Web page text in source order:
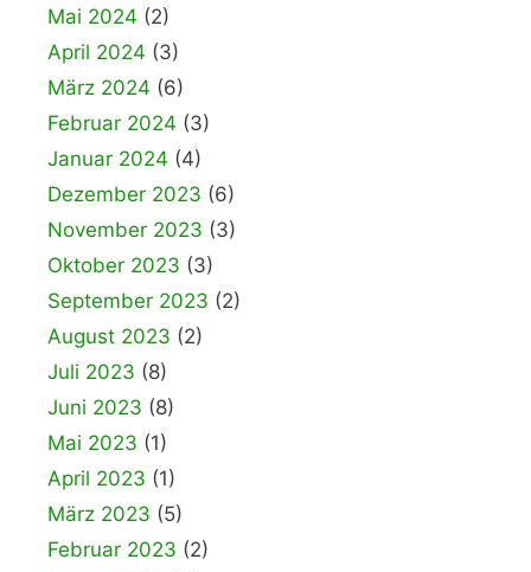
Mai 2024 (2)
April 2024 (3)
März 2024 (6)
Februar 2024 (3)
Januar 2024 (4)
Dezember 2023 (6)
November 2023 (3)
Oktober 2023 (3)
September 2023 (2)
August 2023 (2)
Juli 2023 (8)
Juni 2023 (8)
Mai 2023 (1)
April 2023 (1)
März 2023 (5)
Februar 2023 (2)